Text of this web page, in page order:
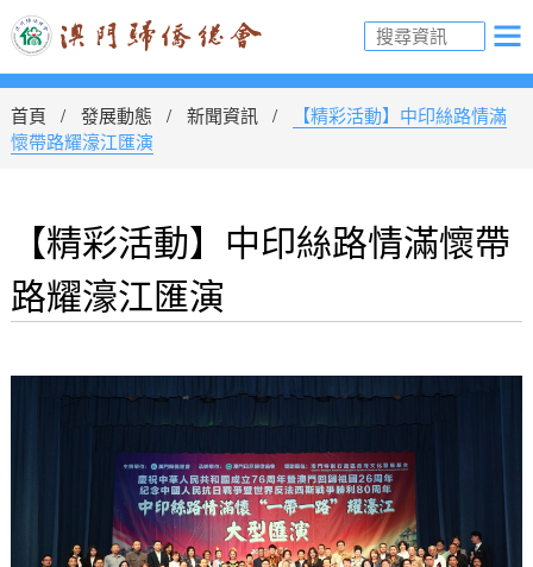
首頁 發展動態 新聞資訊
【精彩活動】中印絲路情滿
懷帶路耀濠江匯演
【精彩活動】中印絲路情滿懷帶
路耀濠江匯演